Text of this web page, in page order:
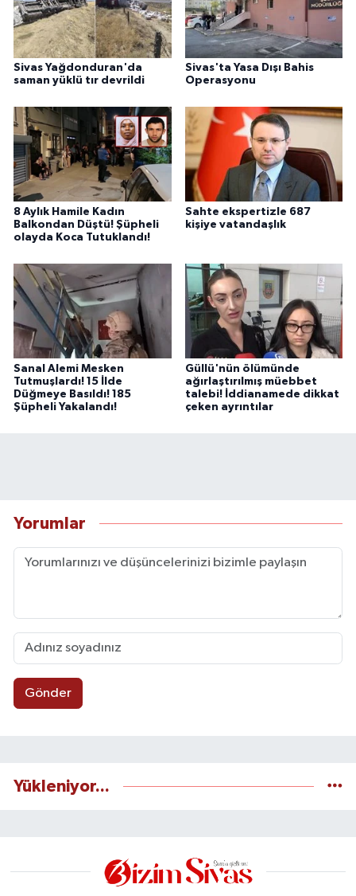
Sivas Yağdonduran'da
saman yüklü tır devrildi
Sivas'ta Yasa Dışı Bahis
Operasyonu
8 Aylık Hamile Kadın
Balkondan Düştü! Şüpheli
olayda Koca Tutuklandı!
Sahte ekspertizle 687
kişiye vatandaşlık
Sanal Alemi Mesken
Tutmuşlardı! 15 İlde
Düğmeye Basıldı! 185
Şüpheli Yakalandı!
Güllü'nün ölümünde
ağırlaştırılmış müebbet
talebi! İddianamede dikkat
çeken ayrıntılar
Yorumlar
Gönder
Yükleniyor...